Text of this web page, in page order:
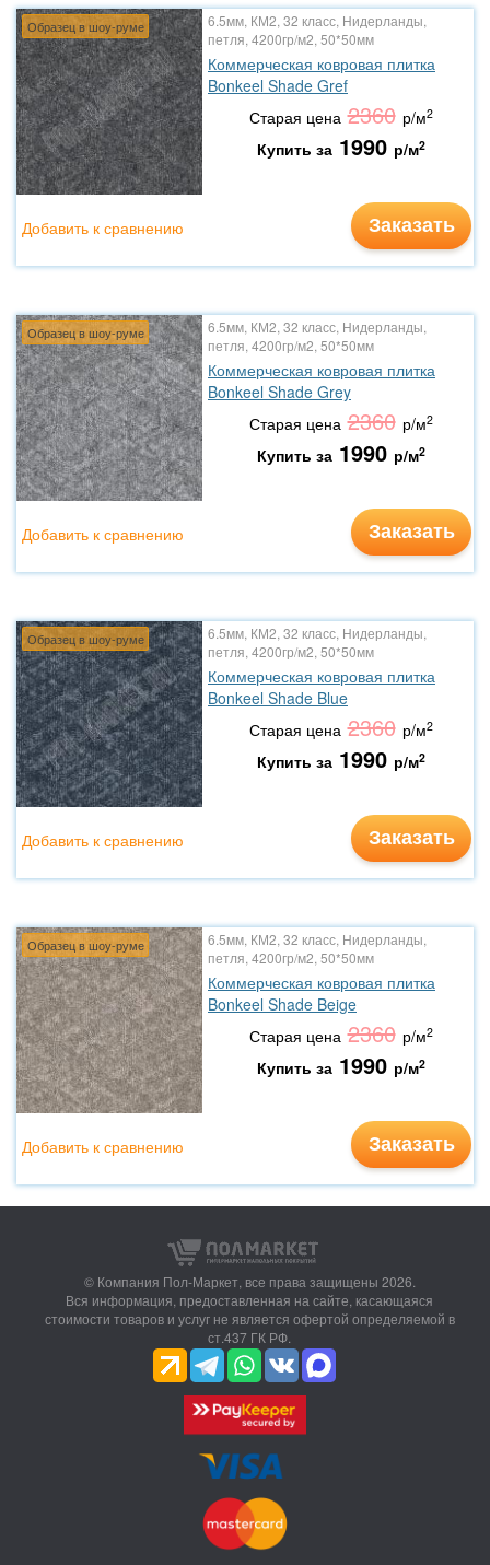
Образец в шоу-руме
6.5мм, КМ2, 32 класс, Нидерланды,
петля, 4200гр/м2, 50*50мм
Коммерческая ковровая плитка
Bonkeel Shade Gref
Старая цена 2360 р/м2
Купить за 1990 р/м2
Заказать
Добавить к сравнению
Образец в шоу-руме
6.5мм, КМ2, 32 класс, Нидерланды,
петля, 4200гр/м2, 50*50мм
Коммерческая ковровая плитка
Bonkeel Shade Grey
Старая цена 2360 р/м2
Купить за 1990 р/м2
Заказать
Добавить к сравнению
Образец в шоу-руме
6.5мм, КМ2, 32 класс, Нидерланды,
петля, 4200гр/м2, 50*50мм
Коммерческая ковровая плитка
Bonkeel Shade Blue
Старая цена 2360 р/м2
Купить за 1990 р/м2
Заказать
Добавить к сравнению
Образец в шоу-руме
6.5мм, КМ2, 32 класс, Нидерланды,
петля, 4200гр/м2, 50*50мм
Коммерческая ковровая плитка
Bonkeel Shade Beige
Старая цена 2360 р/м2
Купить за 1990 р/м2
Заказать
Добавить к сравнению
© Компания Пол-Маркет, все права защищены 2026.
Вся информация, предоставленная на сайте, касающаяся
стоимости товаров и услуг не является офертой определяемой в
ст.437 ГК РФ.